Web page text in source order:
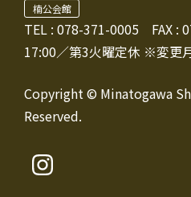
楠公会館
TEL : 078-371-0005 FAX :
17:00／第3火曜定休 ※変更月
Copyright © Minatogawa
Reserved.